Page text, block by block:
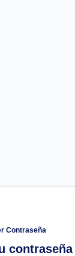
Contraseña
contraseña